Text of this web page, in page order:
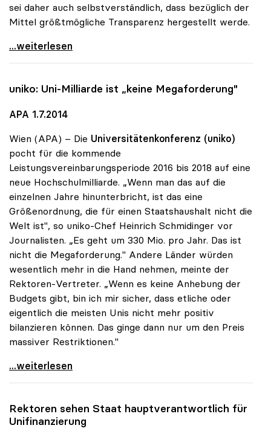
sei daher auch selbstverständlich, dass bezüglich der
Mittel größtmögliche Transparenz hergestellt werde.
uniko zu Drittmittelforschung: Ethischer Aspekt
...weiterlesen
uniko: Uni-Milliarde ist „keine Megaforderung"
APA 1.7.2014
Wien (APA) – Die Universitätenkonferenz (uniko)
pocht für die kommende
Leistungsvereinbarungsperiode 2016 bis 2018 auf eine
neue Hochschulmilliarde. „Wenn man das auf die
einzelnen Jahre hinunterbricht, ist das eine
Größenordnung, die für einen Staatshaushalt nicht die
Welt ist", so uniko-Chef Heinrich Schmidinger vor
Journalisten. „Es geht um 330 Mio. pro Jahr. Das ist
nicht die Megaforderung." Andere Länder würden
wesentlich mehr in die Hand nehmen, meinte der
Rektoren-Vertreter. „Wenn es keine Anhebung der
Budgets gibt, bin ich mir sicher, dass etliche oder
eigentlich die meisten Unis nicht mehr positiv
bilanzieren können. Das ginge dann nur um den Preis
massiver Restriktionen."
uniko: Uni-Milliarde ist „keine Megaforderung\"
...weiterlesen
Rektoren sehen Staat hauptverantwortlich für
Unifinanzierung